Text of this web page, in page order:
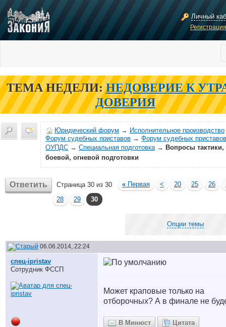
Личный
ТЕМА НЕДЕЛИ: НЕДОВЕРИЕ К
ДОВЕРИЯ
Юридический форум → Исполнительное производство
Форум судебных приставов → Форум судебных
ОУПДС → Специальная подготовка→ Вопросы тактики,
боевой, огневой подготовки
Ответить Страница 30 из 30 « Первая < 20 25 26
28
29 30
Опции темы
06.06.2014, 22:24
спец-ipristav
Сотрудник ФССП
Может краповые только на
отборочных? А в финале не
В Минюст
Цитата